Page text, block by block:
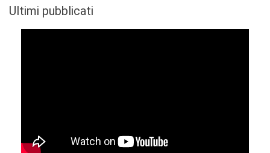
Ultimi pubblicati